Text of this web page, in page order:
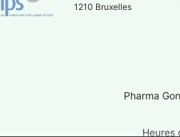
1210 Bruxelles
Pharma
Heures